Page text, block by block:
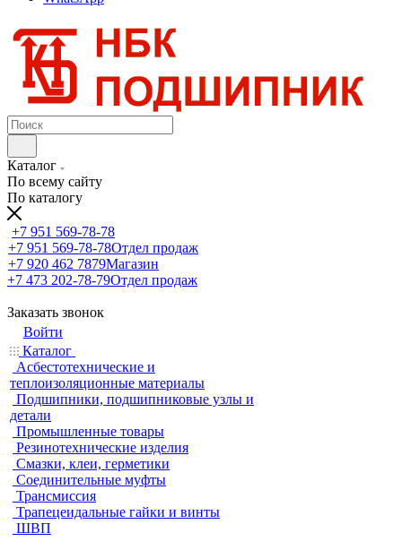
Каталог
По всему сайту
По каталогу
+7 951 569-78-78
+7 951 569-78-78Отдел продаж
+7 920 462 7879Магазин
+7 473 202-78-79Отдел продаж
Заказать звонок
Войти
Каталог
Асбестотехнические и
теплоизоляционные материалы
Подшипники, подшипниковые узлы и
детали
Промышленные товары
Резинотехнические изделия
Смазки, клеи, герметики
Соединительные муфты
Трансмиссия
Трапецеидальные гайки и винты
ШВП